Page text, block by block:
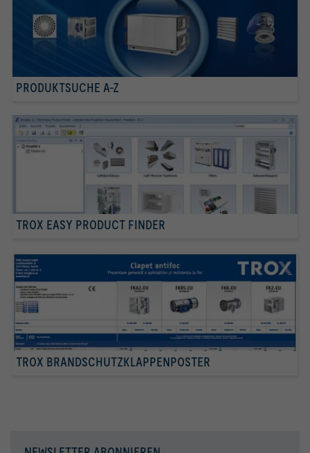
PRODUKTSUCHE A-Z
TROX EASY PRODUCT FINDER
TROX BRANDSCHUTZKLAPPENPOSTER